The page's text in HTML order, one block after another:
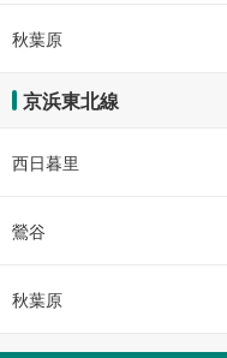
秋葉原
京浜東北線
西日暮里
鶯谷
秋葉原